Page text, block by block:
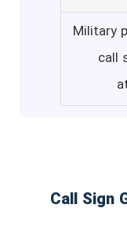
Military
call